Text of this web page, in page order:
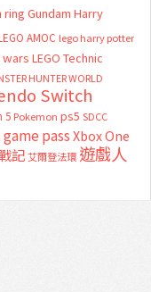
ring Gundam Harry
AMOC lego harry potter
LEGO Technic
HUNTER WORLD
Switch
5 Pokemon ps5 SDCC
passXbox One
記艾爾登法環 遊戲人